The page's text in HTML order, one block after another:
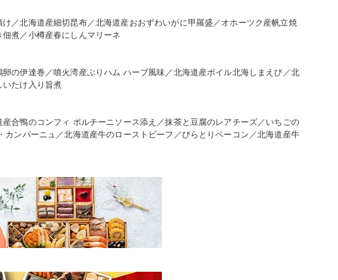
／北海道産細切昆布／北海道産おおずわいがに甲羅盛／オホーツク産帆立焼
煮／小樽産春にしんマリーネ
の伊達巻／噴火湾産ぶりハム ハーブ風味／北海道産ボイル北海しまえび／北
いたけ入り旨煮
合鴨のコンフィ ポルチーニソース添え／抹茶と豆腐のレアチーズ／いちごの
ンパーニュ／北海道産牛のローストビーフ／びらとりベーコン／北海道産牛